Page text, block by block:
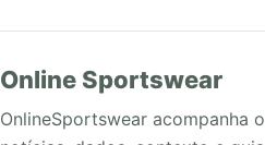
Online Sportswear
OnlineSportswear acompanha